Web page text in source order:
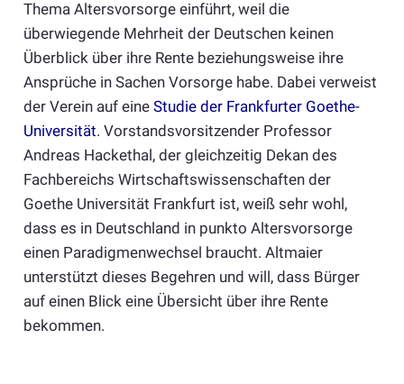
Thema Altersvorsorge einführt, weil die
überwiegende Mehrheit der Deutschen keinen
Überblick über ihre Rente beziehungsweise ihre
Ansprüche in Sachen Vorsorge habe. Dabei verweist
der Verein auf eine Studie der Frankfurter Goethe-
Universität. Vorstandsvorsitzender Professor
Andreas Hackethal, der gleichzeitig Dekan des
Fachbereichs Wirtschaftswissenschaften der
Goethe Universität Frankfurt ist, weiß sehr wohl,
dass es in Deutschland in punkto Altersvorsorge
einen Paradigmenwechsel braucht. Altmaier
unterstützt dieses Begehren und will, dass Bürger
auf einen Blick eine Übersicht über ihre Rente
bekommen.